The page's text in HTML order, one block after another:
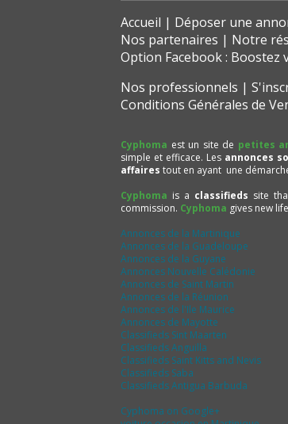
Accueil Déposer une
Nos partenaires
Notre
Option Facebook : Boostez
Nos professionnels
Conditions Générales de
Cyphoma est un site de petites
simple et efficace. Les annonces
affaires tout en ayant une
Cyphoma is a classifieds site
commission. Cyphoma gives new
Annonces de la Martinique
Annonces de la Guadeloupe
Annonces de la Guyane
Annonces Nouvelle Calédonie
Annonces de Saint Martin
Annonces de la Réunion
Annonces de l'Ile Maurice
Annonces de Mayotte
Classifieds Sint Maarten
Classifieds Anguilla
Classifieds Saint Kitts and Nevis
Classifieds Saba
Classifieds Antigua Barbuda
Cyphoma on Google+